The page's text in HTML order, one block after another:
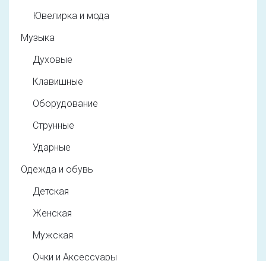
Ювелирка и мода
Музыка
Духовые
Клавишные
Оборудование
Струнные
Ударные
Одежда и обувь
Детская
Женская
Мужская
Очки и Аксессуары